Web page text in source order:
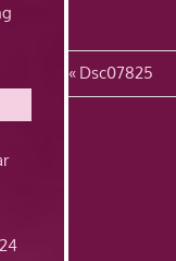
Vorheriger
Beitrag:
Dsc07825